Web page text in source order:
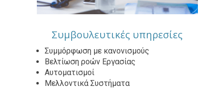
Συμβουλευτικές υπηρεσίες
Συμμόρφωση με κανονισμούς
Βελτίωση ροών Εργασίας
Αυτοματισμοί
Μελλοντικά Συστήματα